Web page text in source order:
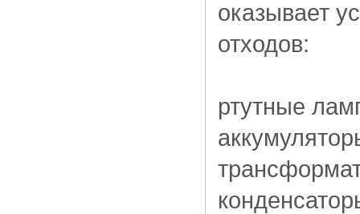
оказывает
отходов:
ртутные